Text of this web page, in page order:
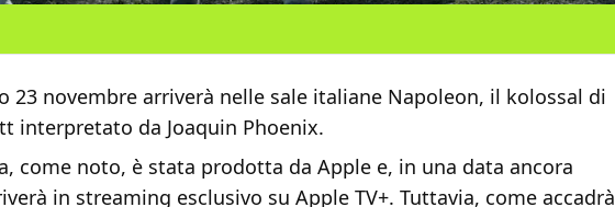
23 novembre arriverà nelle sale italiane Napoleon, il kolossal di
interpretato da Joaquin Phoenix.
come noto, è stata prodotta da Apple e, in una data ancora
in streaming esclusivo su Apple TV+. Tuttavia, come accadrà